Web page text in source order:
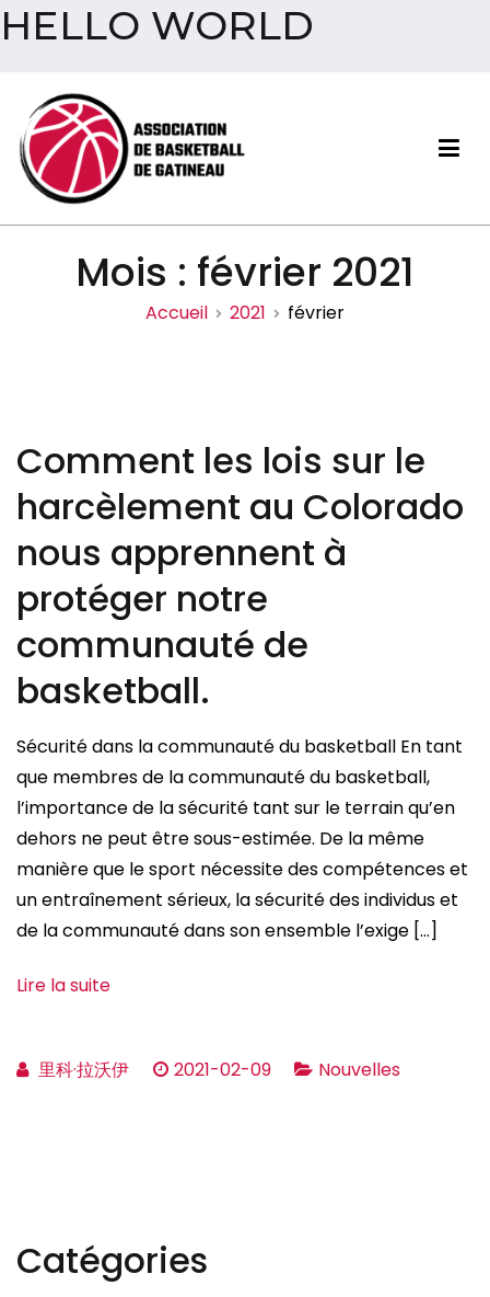
HELLO WORLD
contenu
Association de basketball
de Gatineau
Mois : février 2021
Accueil 2021 février
Comment les lois sur le
harcèlement au Colorado
nous apprennent à
protéger notre
communauté de
basketball.
Sécurité dans la communauté du basketball En tant
que membres de la communauté du basketball,
l’importance de la sécurité tant sur le terrain qu’en
dehors ne peut être sous-estimée. De la même
manière que le sport nécessite des compétences et
un entraînement sérieux, la sécurité des individus et
de la communauté dans son ensemble l’exige […]
Lire la suite
里科·拉沃伊 2021-02-09 Nouvelles
Catégories